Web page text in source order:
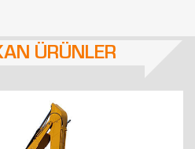
ÜRÜNLER